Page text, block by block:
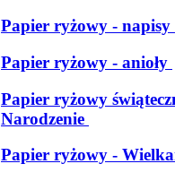
Papier ryżowy - napisy
Papier ryżowy - anioły
Papier ryżowy
Narodzenie
Papier ryżowy -